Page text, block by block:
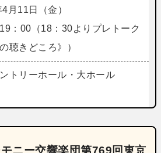
月11日（金）
：00（18：30よりプレトーク
の聴きどころ》）
トリーホール・大ホール
ニー交響楽団第769回東京